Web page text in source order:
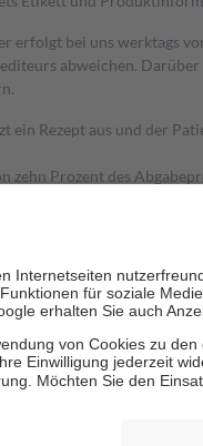
erfolgt bei uns werktags
abweichen.
Rezept aus und der
Prozent des
zu stärken und die
mit Ausnahme der
der GKV getragen
de/articles/